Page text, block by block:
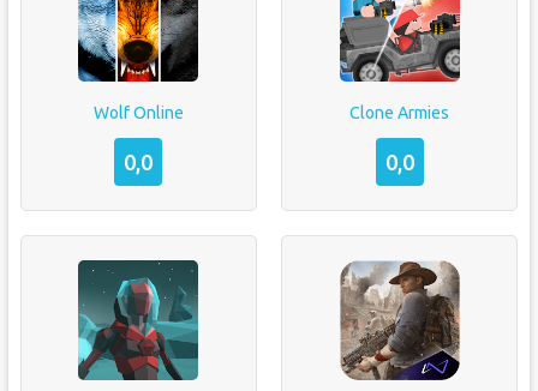
Wolf Online
0,0
Clone Armies
0,0